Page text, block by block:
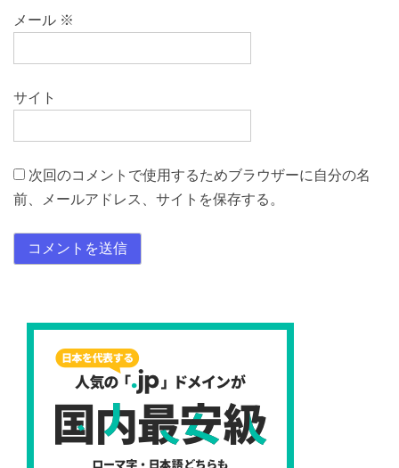
メール ※
サイト
次回のコメントで使用するためブラウザーに自分の名
前、メールアドレス、サイトを保存する。